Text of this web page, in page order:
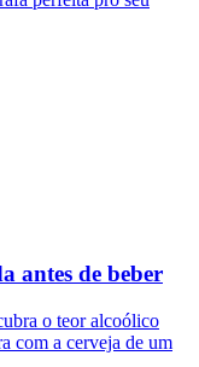
antes de beber
o teor alcoólico
com a cerveja de um